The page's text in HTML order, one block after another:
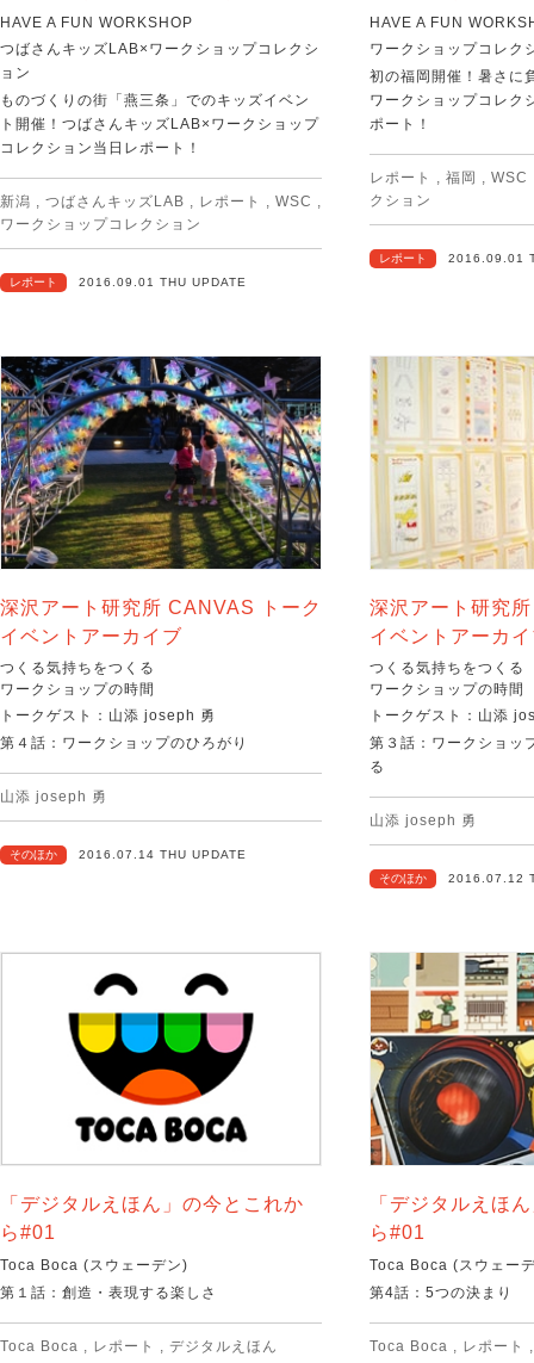
HAVE A FUN WORKSHOP
つばさんキッズLAB×ワークショップコレクシ
ョン
ものづくりの街「燕三条」でのキッズイベン
ト開催！つばさんキッズLAB×ワークショップ
コレクション当日レポート！
新潟 , つばさんキッズLAB , レポート , WSC ,
ワークショップコレクション
レポート 2016.09.01 THU UPDATE
HAVE A FUN
ワークショップコレク
初の福岡開催！暑さに
ワークショップコレ
ポート！
レポート , 福岡 , WSC
クション
レポート 2016.09.01
深沢アート研究所 CANVAS トーク
イベントアーカイブ
つくる気持ちをつくる
ワークショップの時間
トークゲスト：山添 joseph 勇
第４話：ワークショップのひろがり
山添 joseph 勇
そのほか 2016.07.14 THU UPDATE
深沢アート研究
イベントアーカ
つくる気持ちをつくる
ワークショップの時間
トークゲスト：山添
第３話：ワークショッ
る
山添 joseph 勇
そのほか 2016.07.12
「デジタルえほん」の今とこれか
ら#01
Toca Boca (スウェーデン)
第１話：創造・表現する楽しさ
Toca Boca , レポート , デジタルえほん
「デジタルえほ
ら#01
Toca Boca (スウェー
第4話：5つの決まり
Toca Boca , レポート